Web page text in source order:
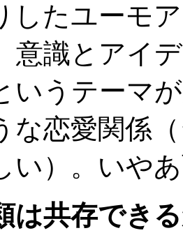
たユーモ
意識とアイ
いうテーマ
な恋愛関係
い）。いや
は共存でき